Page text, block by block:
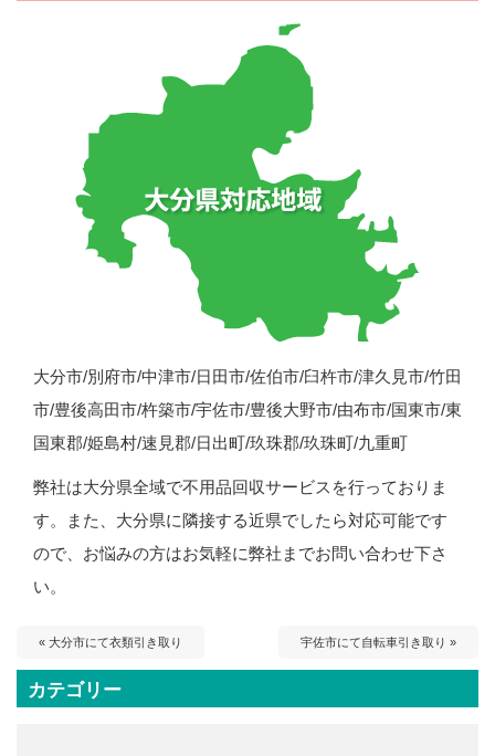
大分市/別府市/中津市/日田市/佐伯市/臼杵市/津久見市/竹田
市/豊後高田市/杵築市/宇佐市/豊後大野市/由布市/国東市/東
国東郡/姫島村/速見郡/日出町/玖珠郡/玖珠町/九重町
弊社は大分県全域で不用品回収サービスを行っておりま
す。また、大分県に隣接する近県でしたら対応可能です
ので、お悩みの方はお気軽に弊社までお問い合わせ下さ
い。
« 大分市にて衣類引き取り 宇佐市にて自転車引き取り »
カテゴリー